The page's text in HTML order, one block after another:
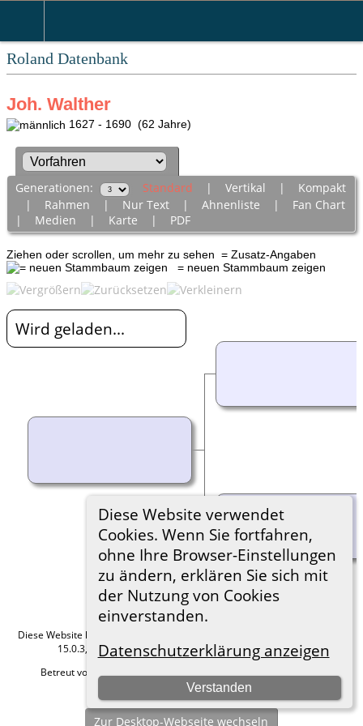
Roland Datenbank
Diese Website verwendet
Cookies. Wenn Sie fortfahren,
ohne Ihre Browser-Einstellungen
zu ändern, erklären Sie sich mit
der Nutzung von Cookies
einverstanden.
Datenschutzerklärung anzeigen
Verstanden
Joh. Walther
1627 - 1690 (62 Jahre)
Generationen: Standard | Vertikal | Kompakt
| Rahmen | Nur Text| Ahnenliste | Fan Chart
| Medien | Karte | PDF
Ziehen oder scrollen, um mehr zu sehen = Zusatz-Angaben
= neuen Stammbaum zeigen
Wird geladen...
Diese Website läuft mit
15.0.3, programmiert von Darrin Lythgoe © 2001-2026.
Betreut von
Hier geht es zum Impressum
Zur Desktop-Webseite wechseln